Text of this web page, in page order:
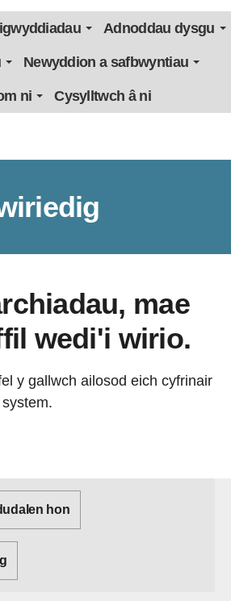
Adnoddau dysgu
Newyddion a safbwyntiau
ni Cysylltwch â ni
mae
wedi'i wirio.
y gallwch ailosod eich cyfrinair
hon